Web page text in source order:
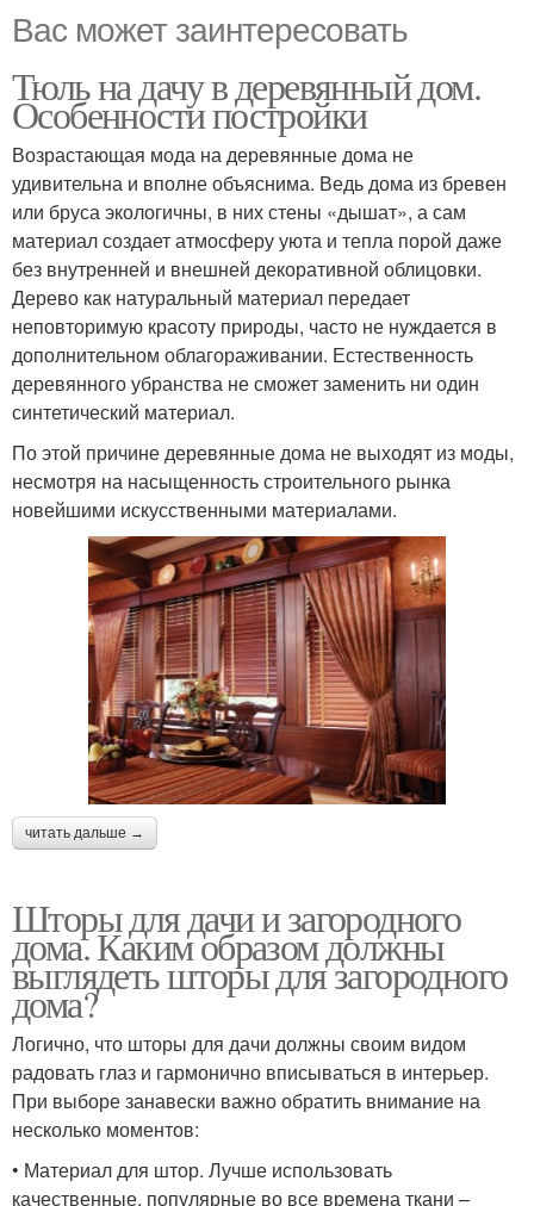
Вас может заинтересовать
Тюль на дачу в деревянный дом.
Особенности постройки
Возрастающая мода на деревянные дома не
удивительна и вполне объяснима. Ведь дома из бревен
или бруса экологичны, в них стены «дышат», а сам
материал создает атмосферу уюта и тепла порой даже
без внутренней и внешней декоративной облицовки.
Дерево как натуральный материал передает
неповторимую красоту природы, часто не нуждается в
дополнительном облагораживании. Естественность
деревянного убранства не сможет заменить ни один
синтетический материал.
По этой причине деревянные дома не выходят из моды,
несмотря на насыщенность строительного рынка
новейшими искусственными материалами.
читать дальше →
Шторы для дачи и загородного
дома. Каким образом должны
выглядеть шторы для загородного
дома?
Логично, что шторы для дачи должны своим видом
радовать глаз и гармонично вписываться в интерьер.
При выборе занавески важно обратить внимание на
несколько моментов:
• Материал для штор. Лучше использовать
качественные, популярные во все времена ткани –